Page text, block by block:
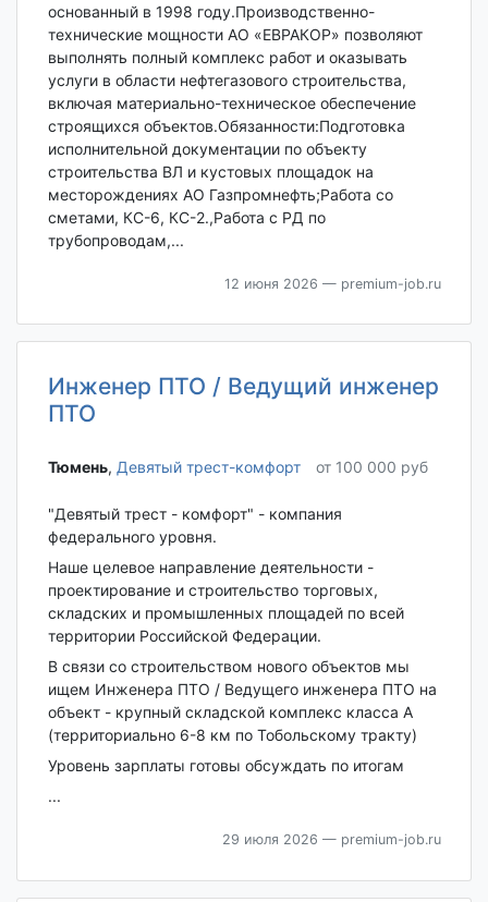
основанный в 1998 году.Производственно-
технические мощности АО «ЕВРАКОР» позволяют
выполнять полный комплекс работ и оказывать
услуги в области нефтегазового строительства,
включая материально-техническое обеспечение
строящихся объектов.Обязанности:Подготовка
исполнительной документации по объекту
строительства ВЛ и кустовых площадок на
месторождениях АО Газпромнефть;Работа со
сметами, КС-6, КС-2.,Работа с РД по
трубопроводам,...
12 июня 2026 — premium-job.ru
Инженер ПТО / Ведущий инженер
ПТО
Тюмень‎, Девятый трест-комфорт от 100 000 руб
"Девятый трест - комфорт" - компания
федерального уровня.
Наше целевое направление деятельности -
проектирование и строительство торговых,
складских и промышленных площадей по всей
территории Российской Федерации.
В связи со строительством нового объектов мы
ищем Инженера ПТО / Ведущего инженера ПТО на
объект - крупный складской комплекс класса А
(территориально 6-8 км по Тобольскому тракту)
Уровень зарплаты готовы обсуждать по итогам
...
29 июля 2026 — premium-job.ru